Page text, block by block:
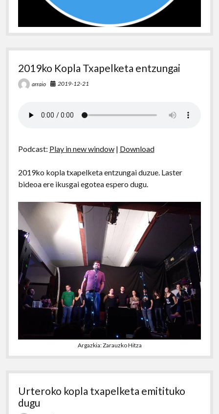
2019ko Kopla Txapelketa entzungai
arraio 2019-12-21
Podcast: Play in new window| Download
2019ko kopla txapelketa entzungai duzue. Laster
bideoa ere ikusgai egotea espero dugu.
Argazkia: Zarauzko Hitza
Urteroko kopla txapelketa emitituko
dugu